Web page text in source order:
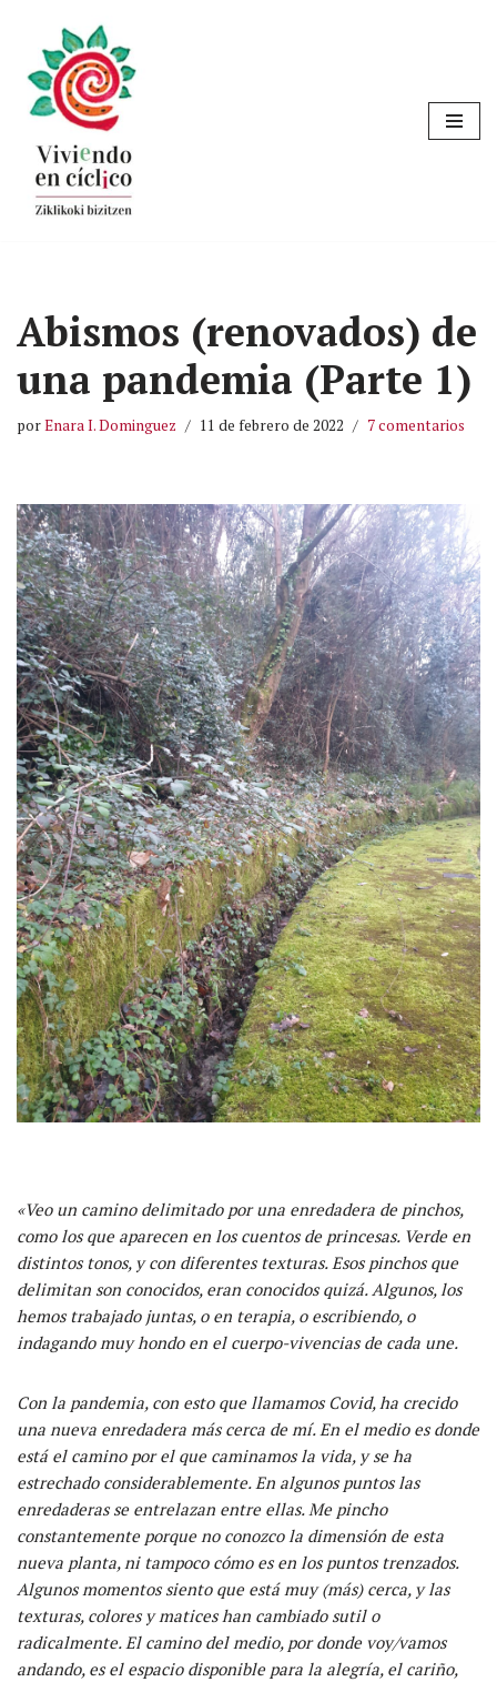
Saltar
al
contenido
Abismos (renovados) de
una pandemia (Parte 1)
porEnara I. Dominguez 11 de febrero de 2022 7 comentarios
«Veo un camino delimitado por una enredadera de pinchos,
como los que aparecen en los cuentos de princesas. Verde en
distintos tonos, y con diferentes texturas.Esos pinchos que
delimitan son conocidos, eran conocidos quizá. Algunos, los
hemos trabajado juntas, o en terapia, o escribiendo, o
indagando muy hondo en el cuerpo-vivencias de cada une.
Con la pandemia, con esto que llamamos Covid,ha crecido
una nueva enredadera más cerca de mí. En el medio es donde
está el camino por el que caminamos la vida, yse ha
estrechado considerablemente.En algunos puntoslas
enredaderas se entrelazan entre ellas.Me pincho
constantemente porque no conozco la dimensión de esta
nueva planta,ni tampoco cómo es en los puntos trenzados.
Algunos momentos siento que estámuy (más)cerca, y las
texturas, colores y maticeshan cambiado sutil o
radicalmente. El camino del medio, por donde voy/vamos
andando, es el espacio disponible para la alegría, el cariño,